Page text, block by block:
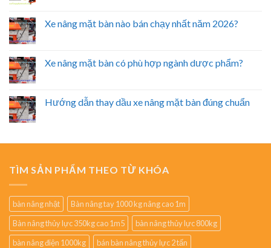
Xe nâng mặt bàn nào bán chạy nhất năm 2026?
Xe nâng mặt bàn có phù hợp ngành dược phẩm?
Hướng dẫn thay dầu xe nâng mặt bàn đúng chuẩn
TÌM SẢN PHẨM THEO TỪ KHÓA
bàn nâng nhật
Bàn nâng tay 1000 kg nâng cao 1m
Bàn nâng thủy lực 350kg cao 1m5
bàn nâng thủy lực 800kg
bàn nâng điện 1000kg
bán bàn nâng thủy lực 2 tấn